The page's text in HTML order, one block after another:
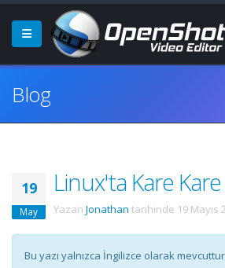
Blog
19
May
Linux'ta Kare
Yazan Jonathan tarihinde 19 Mayıs
Bu yazı yalnızca İngilizce olarak